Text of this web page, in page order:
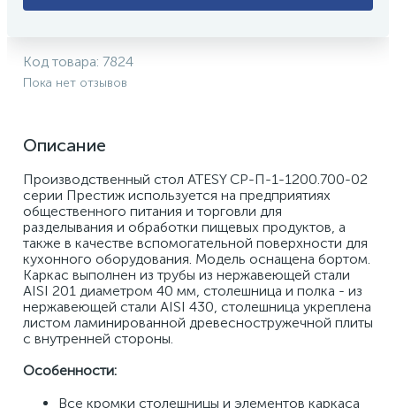
Код товара: 7824
Пока нет отзывов
Описание
Производственный стол ATESY СР-П-1-1200.700-02
серии Престиж используется на предприятиях
общественного питания и торговли для
разделывания и обработки пищевых продуктов, а
также в качестве вспомогательной поверхности для
кухонного оборудования. Модель оснащена бортом.
Каркас выполнен из трубы из нержавеющей стали
AISI 201 диаметром 40 мм, столешница и полка - из
нержавеющей стали AISI 430, столешница укреплена
листом ламинированной древесностружечной плиты
с внутренней стороны.
Особенности:
Все кромки столешницы и элементов каркаса